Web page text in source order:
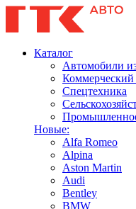
Каталог
Автомобили
Коммерческий
Спецтехника
Новые:
Alfa Romeo
Alpina
Aston Martin
Audi
Bentley
BMW